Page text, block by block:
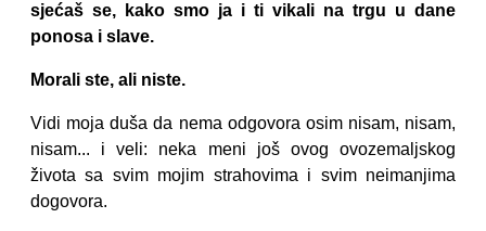
sjećaš se, kako smo ja i ti vikali na trgu u dane
ponosa i slave.
Morali ste, ali niste.
Vidi moja duša da nema odgovora osim nisam, nisam,
nisam... i veli: neka meni još ovog ovozemaljskog
života sa svim mojim strahovima i svim neimanjima
dogovora.